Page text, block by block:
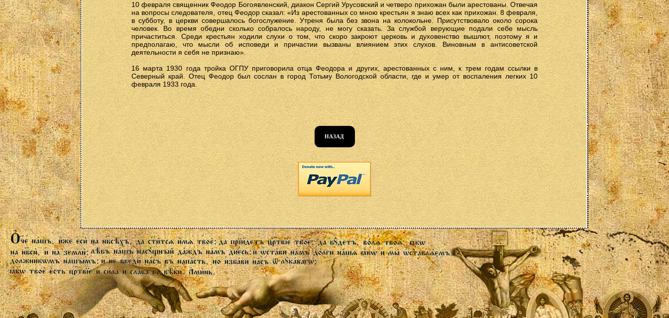
10 февраля священник Феодор Богоявленский, диакон Сергий Урусовский и четверо прихожан были арестованы. Отвечая
на вопросы следователя, отец Феодор сказал: «Из арестованных со мною крестьян я знаю всех как прихожан. 8 февраля,
в субботу, в церкви совершалось богослужение. Утреня была без звона на колокольне. Присутствовало около сорока
человек. Во время обедни сколько собралось народу, не могу сказать. За службой верующие подали себе мысль
причаститься. Среди крестьян ходили слухи о том, что скоро закроют церковь и духовенство вышлют, поэтому я и
предполагаю, что мысли об исповеди и причастии вызваны влиянием этих слухов. Виновным в антисоветской
деятельности я себя не признаю».
16 марта 1930 года тройка ОГПУ приговорила отца Феодора и других, арестованных с ним, к трем годам ссылки в
Северный край. Отец Феодор был сослан в город Тотьму Вологодской области, где и умер от воспаления легких 10
февраля 1933 года.
НАЗАД